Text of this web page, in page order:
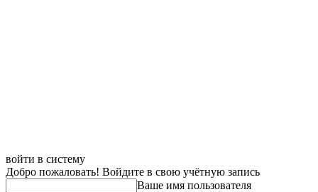
войти в систему
Добро пожаловать! Войдите в свою учётную запись
Ваше имя пользователя